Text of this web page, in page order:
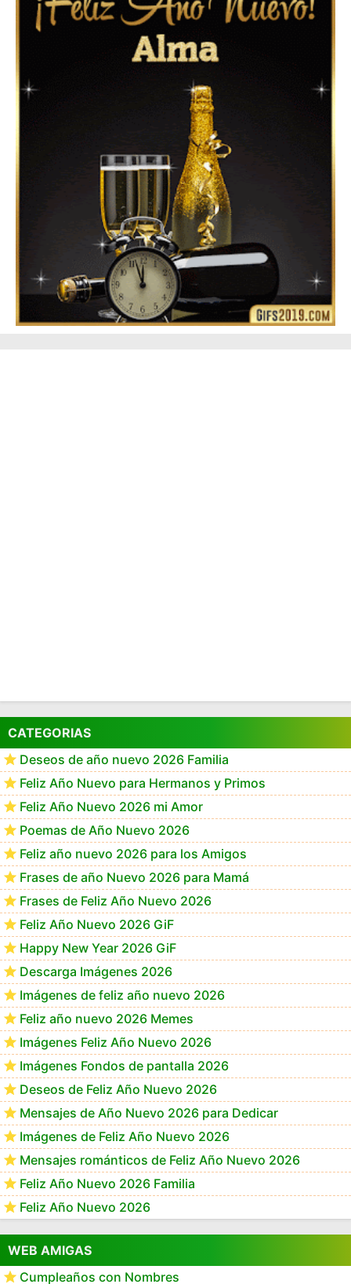
Feliz Navidad Gloria
CATEGORIAS
Deseos de año nuevo 2026 Familia
Feliz Año Nuevo para Hermanos y Primos
Feliz Año Nuevo 2026 mi Amor
Poemas de Año Nuevo 2026
Feliz año nuevo 2026 para los Amigos
Frases de año Nuevo 2026 para Mamá
Frases de Feliz Año Nuevo 2026
Feliz Año Nuevo 2026 GiF
Happy New Year 2026 GiF
Descarga Imágenes 2026
Imágenes de feliz año nuevo 2026
Feliz año nuevo 2026 Memes
Imágenes Feliz Año Nuevo 2026
Imágenes Fondos de pantalla 2026
Deseos de Feliz Año Nuevo 2026
Mensajes de Año Nuevo 2026 para Dedicar
Imágenes de Feliz Año Nuevo 2026
Mensajes románticos de Feliz Año Nuevo 2026
Feliz Año Nuevo 2026 Familia
Feliz Año Nuevo 2026
WEB AMIGAS
Cumpleaños con Nombres